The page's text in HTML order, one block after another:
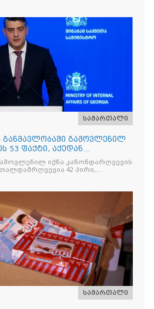
სამართალი
განმავლობაში გამოვლენილ
53 ფაქტი, აქედან
იქნა კანონდარღვევის
42 პირი,
სამართალი